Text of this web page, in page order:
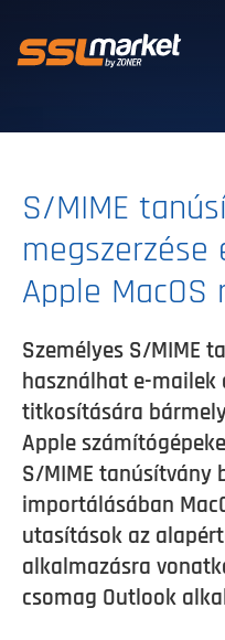
S/MIME
megszerzése
Apple MacOS
Személyes S/MIME
használhat e-mailek
titkosítására
Apple
S/MIME tanúsítvány
importálásában
utasítások az
alkalmazásra
csomag Outlook